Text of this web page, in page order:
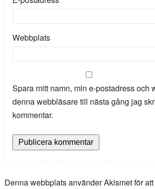
Webbplats
Spara mitt namn, min e-postadress och
denna webbläsare till nästa gång jag
kommentar.
Denna webbplats använder Akismet för